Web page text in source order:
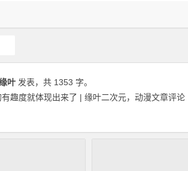
叶 发表，共 1353 字。
趣度就体现出来了 | 缘叶二次元，动漫文章评论